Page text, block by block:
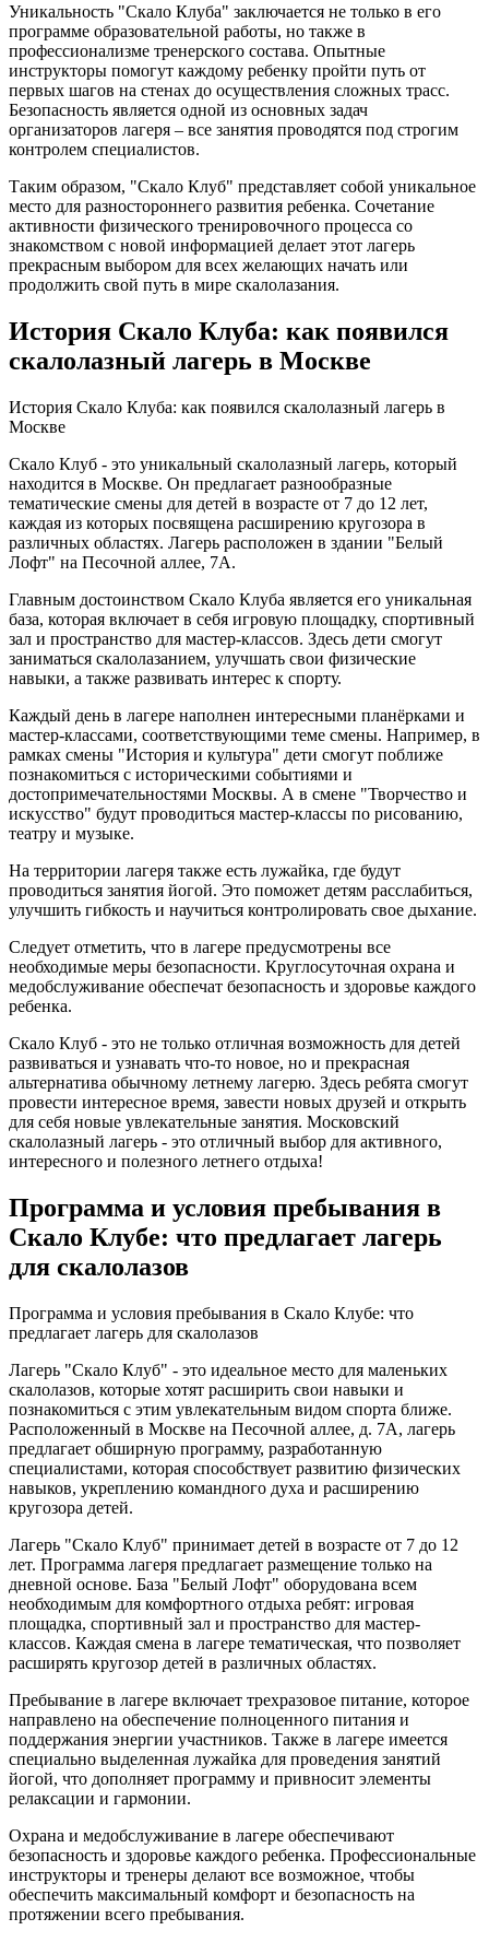
Уникальность "Скало Клуба" заключается не только в его
программе образовательной работы, но также в
профессионализме тренерского состава. Опытные
инструкторы помогут каждому ребенку пройти путь от
первых шагов на стенах до осуществления сложных трасс.
Безопасность является одной из основных задач
организаторов лагеря – все занятия проводятся под строгим
контролем специалистов.
Таким образом, "Скало Клуб" представляет собой уникальное
место для разностороннего развития ребенка. Сочетание
активности физического тренировочного процесса со
знакомством с новой информацией делает этот лагерь
прекрасным выбором для всех желающих начать или
продолжить свой путь в мире скалолазания.
История Скало Клуба: как появился
скалолазный лагерь в Москве
История Скало Клуба: как появился скалолазный лагерь в
Москве
Скало Клуб - это уникальный скалолазный лагерь, который
находится в Москве. Он предлагает разнообразные
тематические смены для детей в возрасте от 7 до 12 лет,
каждая из которых посвящена расширению кругозора в
различных областях. Лагерь расположен в здании "Белый
Лофт" на Песочной аллее, 7А.
Главным достоинством Скало Клуба является его уникальная
база, которая включает в себя игровую площадку, спортивный
зал и пространство для мастер-классов. Здесь дети смогут
заниматься скалолазанием, улучшать свои физические
навыки, а также развивать интерес к спорту.
Каждый день в лагере наполнен интересными планёрками и
мастер-классами, соответствующими теме смены. Например, в
рамках смены "История и культура" дети смогут поближе
познакомиться с историческими событиями и
достопримечательностями Москвы. А в смене "Творчество и
искусство" будут проводиться мастер-классы по рисованию,
театру и музыке.
На территории лагеря также есть лужайка, где будут
проводиться занятия йогой. Это поможет детям расслабиться,
улучшить гибкость и научиться контролировать свое дыхание.
Следует отметить, что в лагере предусмотрены все
необходимые меры безопасности. Круглосуточная охрана и
медобслуживание обеспечат безопасность и здоровье каждого
ребенка.
Скало Клуб - это не только отличная возможность для детей
развиваться и узнавать что-то новое, но и прекрасная
альтернатива обычному летнему лагерю. Здесь ребята смогут
провести интересное время, завести новых друзей и открыть
для себя новые увлекательные занятия. Московский
скалолазный лагерь - это отличный выбор для активного,
интересного и полезного летнего отдыха!
Программа и условия пребывания в
Скало Клубе: что предлагает лагерь
для скалолазов
Программа и условия пребывания в Скало Клубе: что
предлагает лагерь для скалолазов
Лагерь "Скало Клуб" - это идеальное место для маленьких
скалолазов, которые хотят расширить свои навыки и
познакомиться с этим увлекательным видом спорта ближе.
Расположенный в Москве на Песочной аллее, д. 7А, лагерь
предлагает обширную программу, разработанную
специалистами, которая способствует развитию физических
навыков, укреплению командного духа и расширению
кругозора детей.
Лагерь "Скало Клуб" принимает детей в возрасте от 7 до 12
лет. Программа лагеря предлагает размещение только на
дневной основе. База "Белый Лофт" оборудована всем
необходимым для комфортного отдыха ребят: игровая
площадка, спортивный зал и пространство для мастер-
классов. Каждая смена в лагере тематическая, что позволяет
расширять кругозор детей в различных областях.
Пребывание в лагере включает трехразовое питание, которое
направлено на обеспечение полноценного питания и
поддержания энергии участников. Также в лагере имеется
специально выделенная лужайка для проведения занятий
йогой, что дополняет программу и привносит элементы
релаксации и гармонии.
Охрана и медобслуживание в лагере обеспечивают
безопасность и здоровье каждого ребенка. Профессиональные
инструкторы и тренеры делают все возможное, чтобы
обеспечить максимальный комфорт и безопасность на
протяжении всего пребывания.